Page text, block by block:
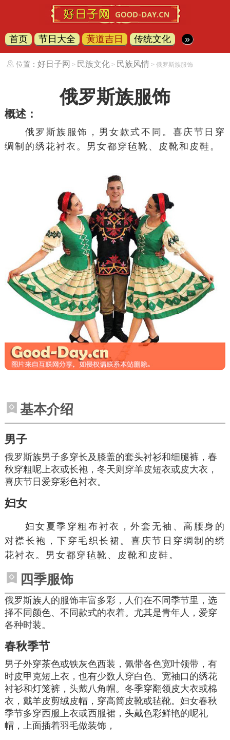
首页 节日大全 黄道吉日 传统文化 »
位置： 好日子网 > 民族文化> 民族风情 > 俄罗斯族服饰
俄罗斯族服饰
概述：
俄罗斯族服饰，男女款式不同。喜庆节日穿
绸制的绣花衬衣。男女都穿毡靴 、 皮靴和皮鞋。
基本介绍
男子
俄罗斯族男子多穿长及膝盖的套头衬衫和细腿裤，春
秋穿粗呢上衣或长袍，冬天则穿羊皮短衣或皮大衣，
喜庆节日爱穿彩色衬衣。
妇女
妇女夏季穿粗布衬衣，外套无袖、高腰身的
对襟长袍 ，下穿毛织长裙。喜庆节日穿绸制的绣
花衬衣。男女都穿毡靴、皮靴和皮鞋。
四季服饰
俄罗斯族人的服饰丰富多彩 ，人们在不同季节里，选
择不同颜色、不同款式的衣着。尤其是青年人，爱穿
各种时装。
春秋季节
男子外穿茶色或铁灰色西装，佩带各色宽叶领带，有
时皮甲克短上衣 ，也有少数人穿白色、宽袖口的绣花
衬衫和灯笼裤，头戴八角帽。冬季穿翻领皮大衣或棉
衣，戴羊皮剪绒皮帽，穿高筒皮靴或毡靴。妇女春秋
季节多穿西服上衣或西服裙，头戴色彩鲜艳的呢礼
帽，上面插着羽毛做装饰，